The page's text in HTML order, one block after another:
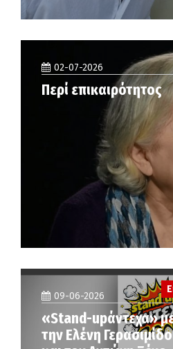
02-07-2026
Περί επικαιρότητος
09-06-2026
«Stand-upάντεχα»
την Ελένη